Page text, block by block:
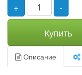
+
-
Купить
Описание